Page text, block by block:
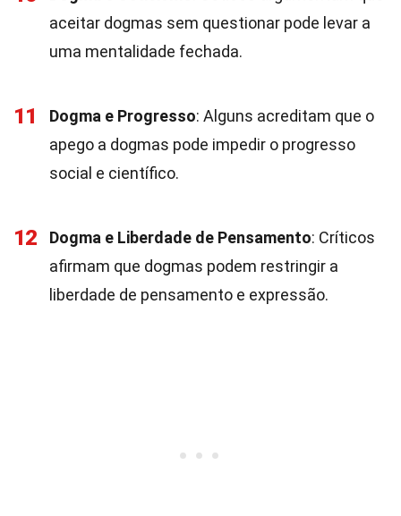
aceitar dogmas sem questionar pode levar a
uma mentalidade fechada.
11 Dogma e Progresso: Alguns acreditam que o
apego a dogmas pode impedir o progresso
social e científico.
12 Dogma e Liberdade de Pensamento: Críticos
afirmam que dogmas podem restringir a
liberdade de pensamento e expressão.